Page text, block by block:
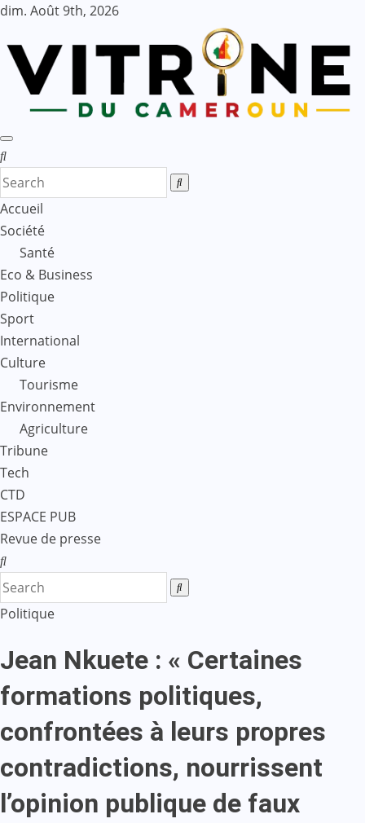
Skip
content
dim. Août 9th, 2026
Accueil
Société
Santé
Eco & Business
Politique
Sport
International
Culture
Tourisme
Environnement
Agriculture
Tribune
Tech
CTD
ESPACE PUB
Revue de presse
Politique
Jean Nkuete : « Certaines
formations politiques,
confrontées à leurs propres
contradictions, nourrissent
l’opinion publique de faux